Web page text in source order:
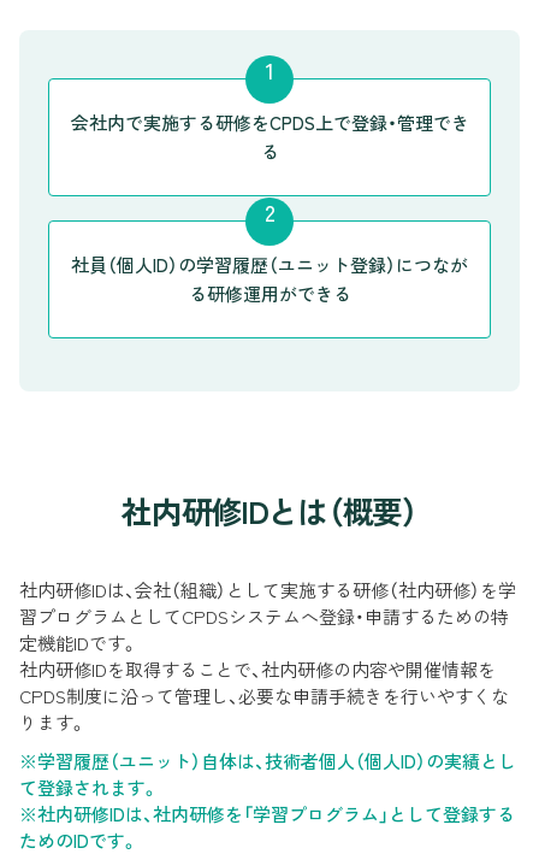
会社内で実施する研修をCPDS上で登録・管理でき
る
社員（個人ID）の学習履歴（ユニット登録）につなが
る研修運用ができる
社内研修IDとは（概要）
社内研修IDは、会社（組織）として実施する研修（社内研修）を学
習プログラムとしてCPDSシステムへ登録・申請するための特
定機能IDです。
社内研修IDを取得することで、社内研修の内容や開催情報を
CPDS制度に沿って管理し、必要な申請手続きを行いやすくな
ります。
※学習履歴（ユニット）自体は、技術者個人（個人ID）の実績とし
て登録されます。
※社内研修IDは、社内研修を「学習プログラム」として登録する
ためのIDです。